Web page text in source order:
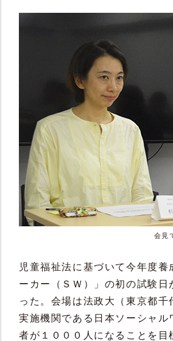
会見
児童福祉法に基づいて今年度
ーカー（ＳＷ）」の初の試験
った。会場は法政大（東京都
実施機関である日本ソーシャ
者が１０００人になることを目